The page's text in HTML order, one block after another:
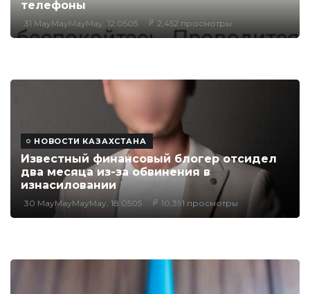
телефоны
31 MayMayMayMay, 12:0505 2,452 просмотры
НОВОСТИ КАЗАХСТАНА
Известный финансовый блогер отсидел
два месяца из-за обвинения в
изнасиловании
30 MayMayMayMay, 18:0505 10,391 просмотры